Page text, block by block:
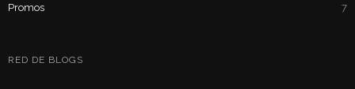
Promos 7
RED DE BLOGS